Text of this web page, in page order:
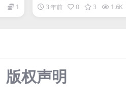
1 3 年前 0 3 1.6K
版权声明